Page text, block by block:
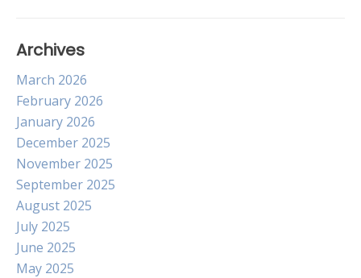
Archives
March 2026
February 2026
January 2026
December 2025
November 2025
September 2025
August 2025
July 2025
June 2025
May 2025